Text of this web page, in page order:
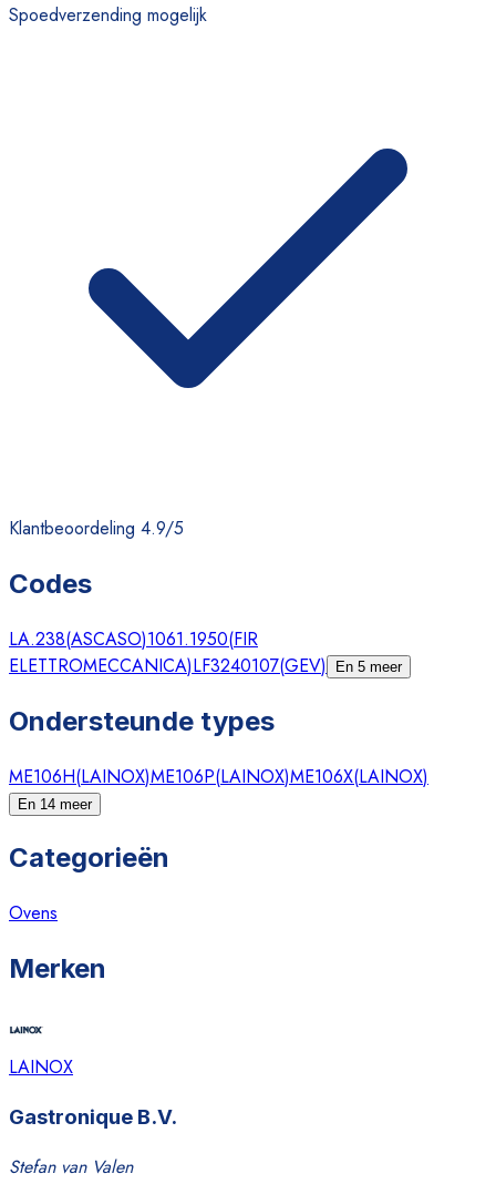
Spoedverzending mogelijk
Klantbeoordeling 4.9/5
Codes
LA.238(ASCASO)1061.1950(FIR
ELETTROMECCANICA)LF3240107(GEV) En 5 meer
Ondersteunde types
ME106H(LAINOX)ME106P(LAINOX)ME106X(LAINOX)
En 14 meer
Categorieën
Ovens
Merken
LAINOX
Gastronique B.V.
Stefan van Valen